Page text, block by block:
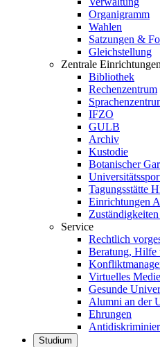
Organigramm
Wahlen
Satzungen &
Gleichstellung
Zentrale Einrichtungen
Bibliothek
Rechenzentrum
IFZO
GULB
Archiv
Kustodie
Botanischer
Tagungsstätte
Einrichtungen
Service
Rechtlich
Beratung, Hilfe
Virtuelles
Gesunde
Alumni an der
Ehrungen
Studium